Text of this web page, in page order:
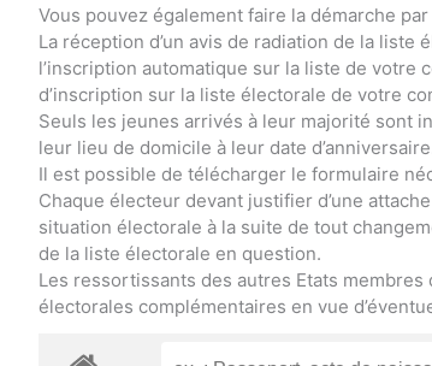
Vous pouvez également faire la démarche
La réception d’un avis de radiation de la
l’inscription automatique sur la liste de votre
d’inscription sur la liste électorale de votre
Seuls les jeunes arrivés à leur majorité sont
leur lieu de domicile à leur date
Il est possible de télécharger le formulaire
Chaque électeur devant justifier d’une
situation électorale à la suite de tout
de la liste électorale en question.
Les ressortissants des autres Etats
électorales complémentaires en vue